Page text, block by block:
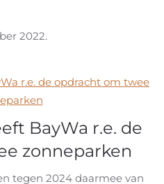
2022.
BayWa r.e. de
zonneparken
tegen 2024 daarmee van